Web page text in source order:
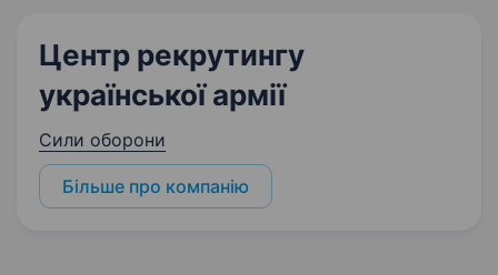
Центр рекрутингу
української армії
Сили оборони
Більше про компанію